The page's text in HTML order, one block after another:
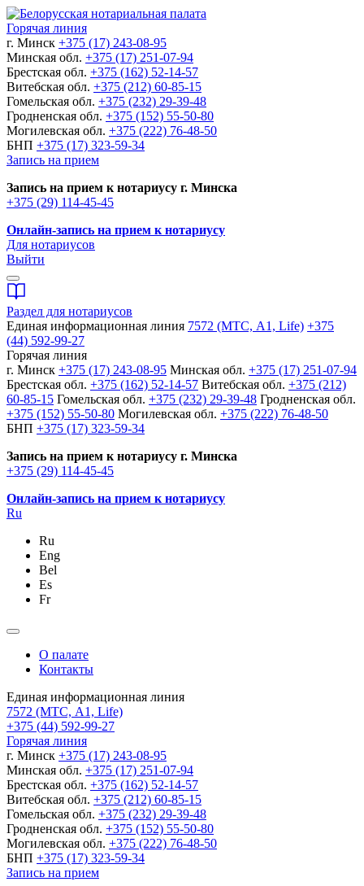
Горячая линия
г. Минск +375 (17) 243-08-95
Минская обл. +375 (17) 251-07-94
Брестская обл. +375 (162) 52-14-57
Витебская обл. +375 (212) 60-85-15
Гомельская обл. +375 (232) 29-39-48
Гродненская обл. +375 (152) 55-50-80
Могилевская обл. +375 (222) 76-48-50
БНП +375 (17) 323-59-34
Запись на прием
Запись на прием к нотариусу г. Минска
+375 (29) 114-45-45
Онлайн-запись на прием к нотариусу
Для нотариусов
Выйти
Раздел для нотариусов
Единая информационная линия 7572 (МТС, A1, Life) +375
(44) 592-99-27
Горячая линия
г. Минск +375 (17) 243-08-95 Минская обл. +375 (17) 251-07-94
Брестская обл. +375 (162) 52-14-57 Витебская обл. +375 (212)
60-85-15 Гомельская обл. +375 (232) 29-39-48 Гродненская обл.
+375 (152) 55-50-80 Могилевская обл. +375 (222) 76-48-50
БНП +375 (17) 323-59-34
Запись на прием к нотариусу г. Минска
+375 (29) 114-45-45
Онлайн-запись на прием к нотариусу
Ru
Ru
Eng
Bel
Es
Fr
О палате
Контакты
Единая информационная линия
7572 (МТС, A1, Life)
+375 (44) 592-99-27
Горячая линия
г. Минск +375 (17) 243-08-95
Минская обл. +375 (17) 251-07-94
Брестская обл. +375 (162) 52-14-57
Витебская обл. +375 (212) 60-85-15
Гомельская обл. +375 (232) 29-39-48
Гродненская обл. +375 (152) 55-50-80
Могилевская обл. +375 (222) 76-48-50
БНП +375 (17) 323-59-34
Запись на прием